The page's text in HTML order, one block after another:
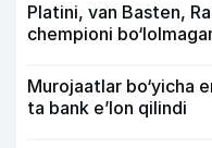
Platini, van Basten,
chempioni
Murojaatlar bo‘yicha
ta bank e’lon qilindi